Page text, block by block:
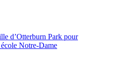
d’Otterburn Park pour
Notre-Dame